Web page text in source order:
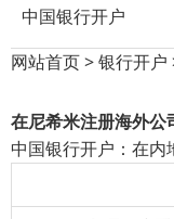
中国银行开户
网站首页>银行开户
在尼希米注册海外公
中国银行开户：在